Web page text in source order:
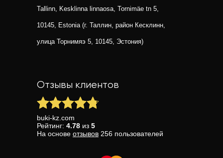
Tallinn, Kesklinna linnaosa, Tornimäe tn 5,
10145, Estonia (г. Таллин, район Кесклинн,
улица Торнимяэ 5, 10145, Эстония)
Отзывы клиентов
buki-kz.com
Рейтинг: 4.78 из 5
На основе отзывов 256 пользователей